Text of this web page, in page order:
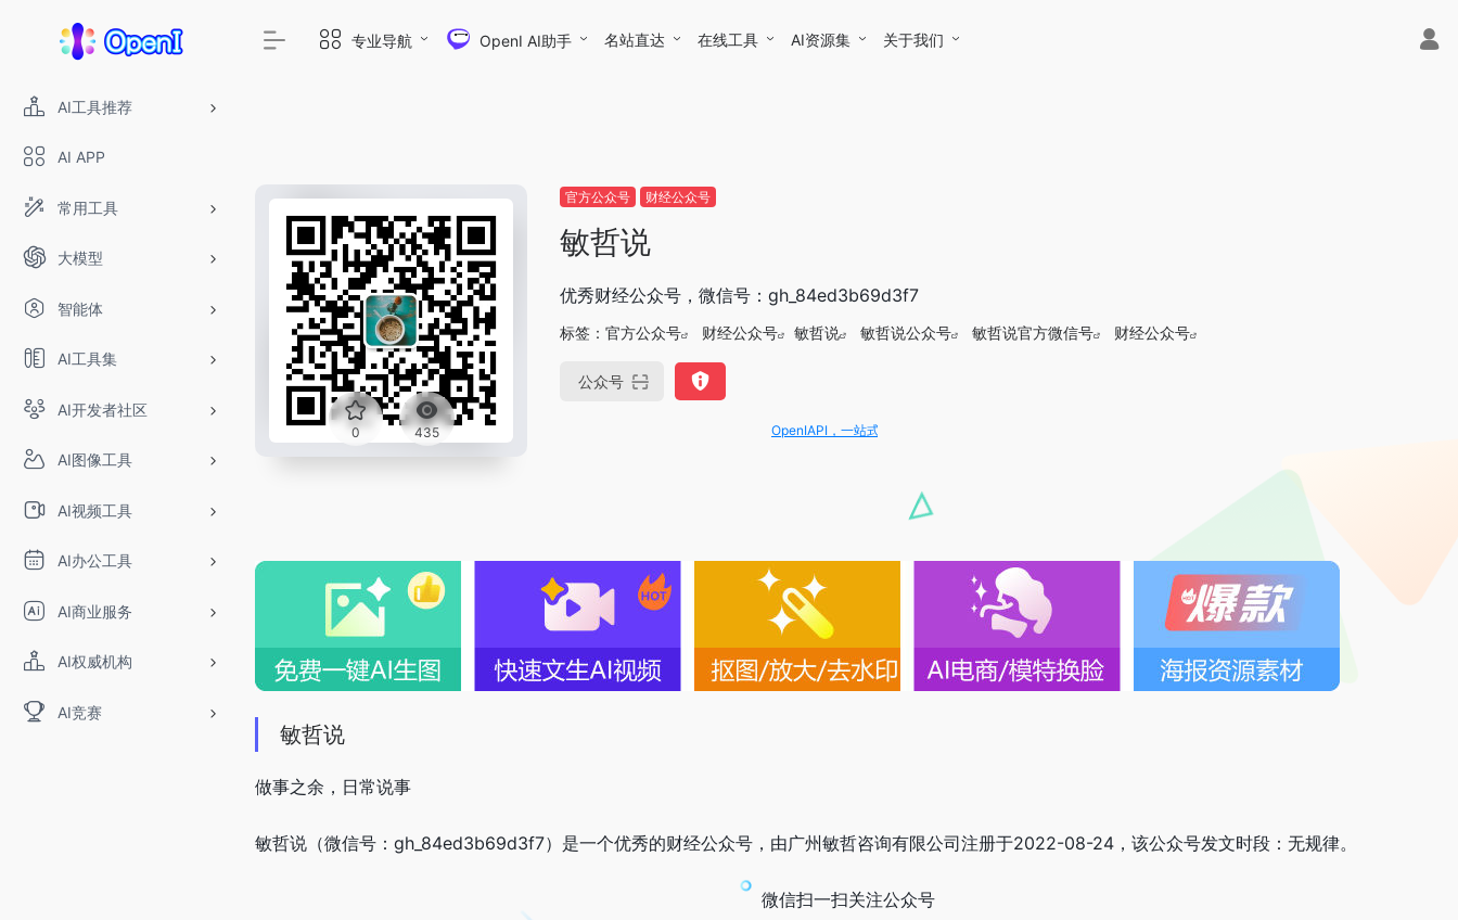
AI工具推荐
AI APP
常用工具
大模型
智能体
AI工具集
AI开发者社区
AI图像工具
AI视频工具
AI办公工具
AI商业服务
AI权威机构
AI竞赛
专业导航 OpenI AI助手 名站直达 在线工具 AI资源集 关于我们
0 435
官方公众号 财经公众号
敏哲说
优秀财经公众号，微信号：gh_84ed3b69d3f7
标签： 官方公众号 财经公众号 敏哲说 敏哲说公众号 敏哲说官方微信号 财经公众号
公众号
OpenIAPI，一站式大模型API聚合平台
敏哲说
做事之余，日常说事
敏哲说（微信号：gh_84ed3b69d3f7）是一个优秀的财经公众号，由广州敏哲咨询有限公司注册于2022-08-24，该公众号发文时段：无规律。
微信扫一扫关注公众号